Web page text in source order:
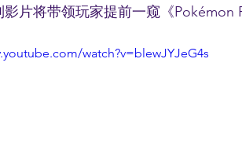
片将带领玩家提前一窥《Pokémon
watch?v=blewJYJeG4s